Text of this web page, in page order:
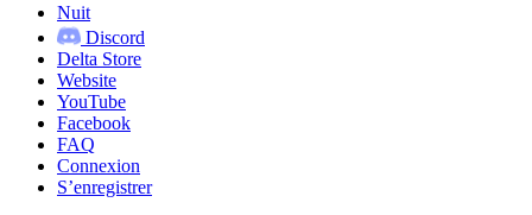
Nuit
Discord
Delta Store
Website
YouTube
Facebook
FAQ
Connexion
S’enregistrer